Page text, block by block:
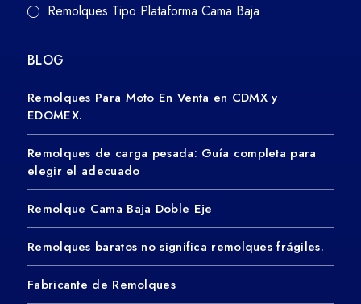
Remolques Tipo Plataforma Cama Baja
BLOG
Remolques Para Moto En Venta en CDMX y
EDOMEX.
Remolques de carga pesada: Guía completa para
elegir el adecuado
Remolque Cama Baja Doble Eje
Remolques baratos no significa remolques frágiles.
Fabricante de Remolques